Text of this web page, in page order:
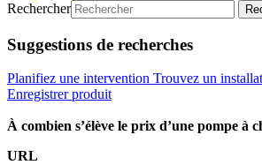
Rechercher
Suggestions de recherches
Planifiez une intervention Trouvez un
Enregistrer produit
À combien s’élève le prix d’une pompe à
URL